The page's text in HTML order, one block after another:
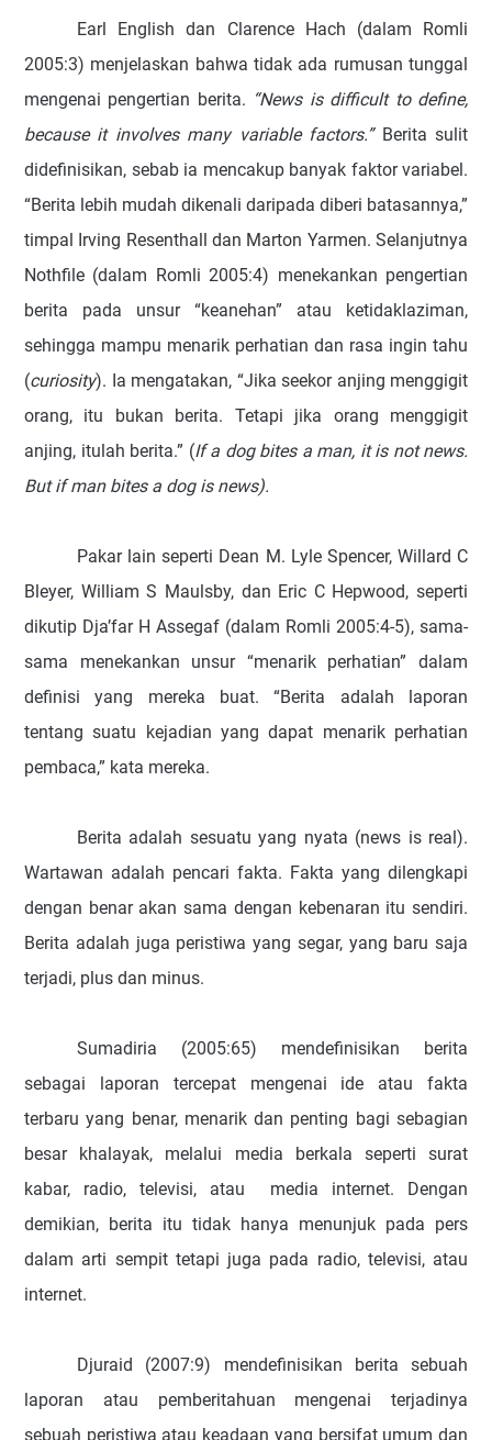
Earl English dan Clarence Hach (dalam Romli
2005:3) menjelaskan bahwa tidak ada rumusan tunggal
mengenai pengertian berita. “News is difficult to define,
because it involves many variable factors.”Berita sulit
didefinisikan, sebab ia mencakup banyak faktor variabel.
“Berita lebih mudah dikenali daripada diberi batasannya,”
timpal Irving Resenthall dan Marton Yarmen. Selanjutnya
Nothfile (dalam Romli 2005:4) menekankan pengertian
berita pada unsur “keanehan” atau ketidaklaziman,
sehingga mampu menarik perhatian dan rasa ingin tahu
(curiosity). Ia mengatakan, “Jika seekor anjing menggigit
orang, itu bukan berita. Tetapi jika orang menggigit
anjing, itulah berita.” (If a dog bites a man, it is not news.
But if man bites a dog is news).
Pakar lain seperti Dean M. Lyle Spencer, Willard C
Bleyer, William S Maulsby, dan Eric C Hepwood, seperti
dikutip Dja’far H Assegaf (dalam Romli 2005:4-5), sama-
sama menekankan unsur “menarik perhatian” dalam
definisi yang mereka buat. “Berita adalah laporan
tentang suatu kejadian yang dapat menarik perhatian
pembaca,” kata mereka.
Berita adalah sesuatu yang nyata (news is real).
Wartawan adalah pencari fakta. Fakta yang dilengkapi
dengan benar akan sama dengan kebenaran itu sendiri.
Berita adalah juga peristiwa yang segar, yang baru saja
terjadi, plus dan minus.
Sumadiria (2005:65) mendefinisikan berita
sebagai laporan tercepat mengenai ide atau fakta
terbaru yang benar, menarik dan penting bagi sebagian
besar khalayak, melalui media berkala seperti surat
kabar, radio, televisi, atau media internet. Dengan
demikian, berita itu tidak hanya menunjuk pada pers
dalam arti sempit tetapi juga pada radio, televisi, atau
internet.
Djuraid (2007:9) mendefinisikan berita sebuah
laporan atau pemberitahuan mengenai terjadinya
sebuah peristiwa atau keadaan yang bersifat umum dan